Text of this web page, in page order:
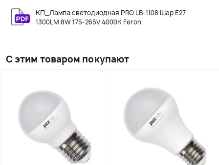
КП_Лампа светодиодная PRO LB-1108 Шар E27
1300LM 8W 175-265V 4000K Feron
С этим товаром покупают